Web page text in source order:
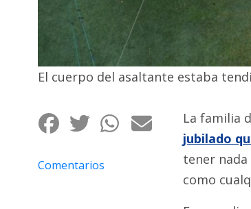
Clasificados
El cuerpo del asaltante estaba
Comentarios
La familia
jubilado
tener
como